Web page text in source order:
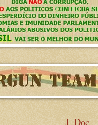
J. Doc